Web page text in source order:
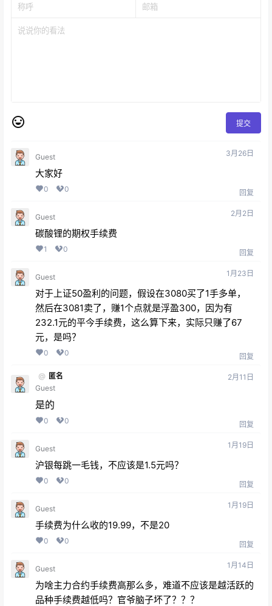
提交
Guest 3月26日
大家好
0 0 回复
Guest 2月2日
碳酸锂的期权手续费
1 0 回复
Guest 1月23日
对于上证50盈利的问题，假设在3080买了1手多单，
然后在3081卖了，赚1个点就是浮盈300，因为有
232.1元的平今手续费，这么算下来，实际只赚了67
元，是吗？
0 0 回复
@ 匿名
Guest
2月11日
是的
0 0 回复
Guest 1月19日
沪银每跳一毛钱，不应该是1.5元吗？
0 0 回复
Guest 1月19日
手续费为什么收的19.99，不是20
0 0 回复
Guest 1月14日
为啥主力合约手续费高那么多，难道不应该是越活跃的
品种手续费越低吗？官爷脑子坏了？？？